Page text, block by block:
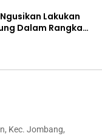
Lakukan
Dalam Rangka
Kec. Jombang,